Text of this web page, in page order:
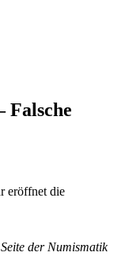
Falsche
eröffnet die
der Numismatik